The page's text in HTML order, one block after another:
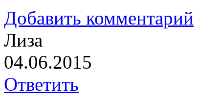
Добавить комментарий
Лиза
04.06.2015
Ответить